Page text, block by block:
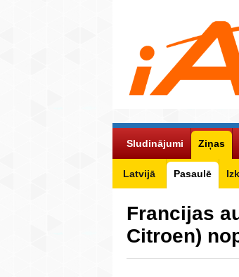
Sludinājumi Ziņas
Latvijā Pasaulē
Francijas
Citroen)